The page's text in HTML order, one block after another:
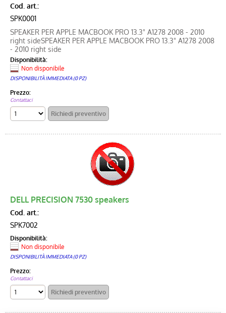
Cod. art.:
SPK0001
SPEAKER PER APPLE MACBOOK PRO 13.3" A1278 2008 - 2010
right sideSPEAKER PER APPLE MACBOOK PRO 13.3" A1278 2008
- 2010 right side
Disponibilità:
Non disponibile
DISPONIBILITÀ IMMEDIATA (0 PZ)
Prezzo:
Contattaci
DELL PRECISION 7530 speakers
Cod. art.:
SPK7002
Disponibilità:
Non disponibile
DISPONIBILITÀ IMMEDIATA (0 PZ)
Prezzo:
Contattaci